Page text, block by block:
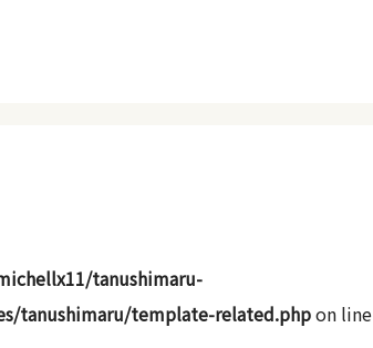
tanushimaru-
tanushimaru/template-related.phpon line